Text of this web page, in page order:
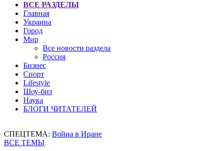
ВСЕ РАЗДЕЛЫ
Главная
Украина
Город
Мир
Все новости раздела
Россия
Бизнес
Спорт
Lifestyle
Шоу-биз
Наука
БЛОГИ ЧИТАТЕЛЕЙ
СПЕЦТЕМА: Война в Иране
ВСЕ ТЕМЫ